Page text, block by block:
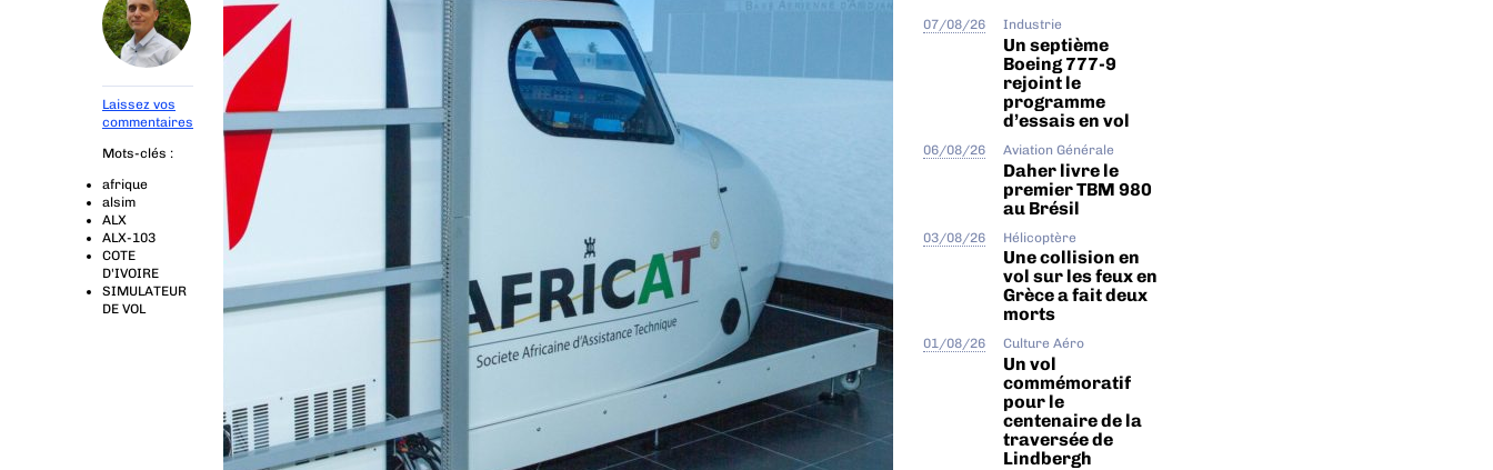
Laissez vos
commentaires
Mots-clés :
afrique
alsim
ALX
ALX-103
COTE
D'IVOIRE
SIMULATEUR
DE VOL
07/08/26 Industrie
Un septième
Boeing 777-9
rejoint le
programme
d’essais en vol
06/08/26 Aviation Générale
Daher livre le
premier TBM 980
au Brésil
03/08/26 Hélicoptère
Une collision en
vol sur les feux en
Grèce a fait deux
morts
01/08/26 Culture Aéro
Un vol
commémoratif
pour le
centenaire de la
traversée de
Lindbergh